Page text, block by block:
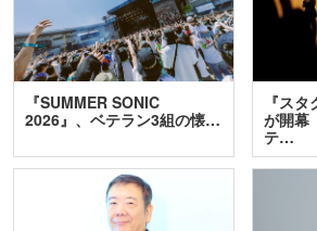
『SUMMER SONIC
2026』、ベテラン3組の懐…
『ス
が開
テ…